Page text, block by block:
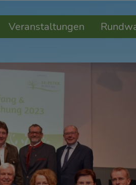
Veranstaltungen